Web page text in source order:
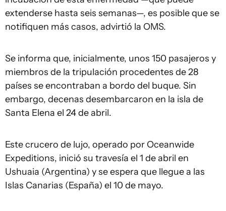
extenderse hasta seis semanas—, es posible que se
notifiquen más casos, advirtió la OMS.
Se informa que, inicialmente, unos 150 pasajeros y
miembros de la tripulación procedentes de 28
países se encontraban a bordo del buque. Sin
embargo, decenas desembarcaron en la isla de
Santa Elena el 24 de abril.
Este crucero de lujo, operado por Oceanwide
Expeditions, inició su travesía el 1 de abril en
Ushuaia (Argentina) y se espera que llegue a las
Islas Canarias (España) el 10 de mayo.